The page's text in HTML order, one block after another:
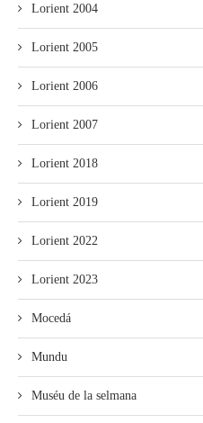
Lorient 2004
Lorient 2005
Lorient 2006
Lorient 2007
Lorient 2018
Lorient 2019
Lorient 2022
Lorient 2023
Mocedá
Mundu
Muséu de la selmana